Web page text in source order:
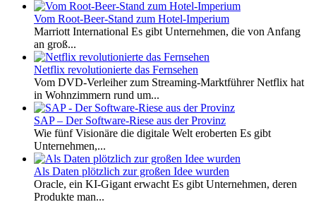
Vom Root-Beer-Stand zum Hotel-Imperium
Marriott International Es gibt Unternehmen, die von Anfang
an groß...
Netflix revolutionierte das Fernsehen
Vom DVD-Verleiher zum Streaming-Marktführer Netflix hat
in Wohnzimmern rund um...
SAP – Der Software-Riese aus der Provinz
Wie fünf Visionäre die digitale Welt eroberten Es gibt
Unternehmen,...
Als Daten plötzlich zur großen Idee wurden
Oracle, ein KI-Gigant erwacht Es gibt Unternehmen, deren
Produkte man...